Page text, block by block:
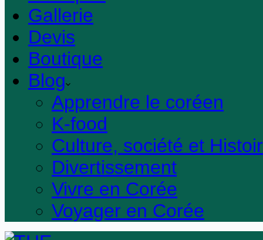
Gallerie
Devis
Boutique
Blog
Apprendre le coréen
K-food
Culture, société et
Divertissement
Vivre en Corée
Voyager en Corée